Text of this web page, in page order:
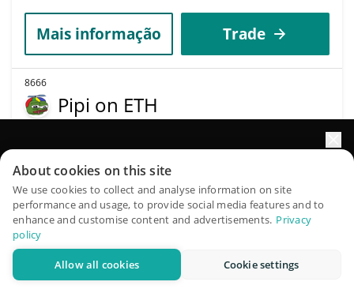
Mais informação Trade
8666
Pipi on ETH
$0.00000005
Capitalização de
mercado
$20,602
Volume
$109
Mais informação
QuantPilot é uma plataforma completa de estratégias onde
agentes autônomos criam, fazem backtest e otimizam suas
estratégias e conduzem pesquisas de mercado
Experimente grátis
About cookies on this site
We use cookies to collect and analyse information on site
performance and usage, to provide social media features and to
enhance and customise content and advertisements. Privacy
policy
Allow all cookies Cookie settings